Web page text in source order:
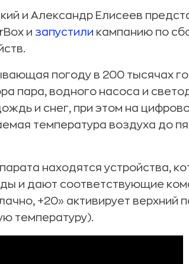
и Александр Елисеев
и запустили кампанию по
погоду в 200 тысячах
пара, водного насоса и
и снег, при этом на
температура воздуха до
находятся устройства,
и дают соответствующие
+20» активирует верхний
температуру).